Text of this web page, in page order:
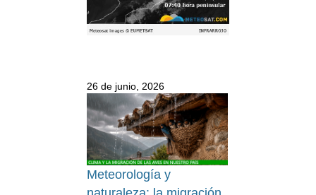
26 de junio, 2026
Meteorología y